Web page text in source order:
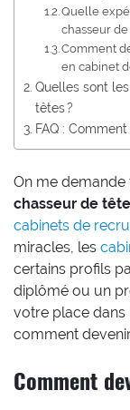
Quelle
chasseur de
Comment
en cabinet
Quelles sont
têtes ?
FAQ :
On me
chasseur de
cabinets de
miracles, les
certains profils
diplômé ou un
votre place
comment
Comment